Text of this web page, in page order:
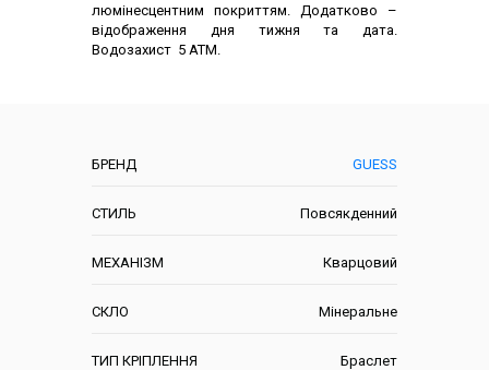
БРЕНД GUESS
СТИЛЬ Повсякденний
МЕХАНІЗМ Кварцовий
СКЛО Мінеральне
ТИП КРІПЛЕННЯ Браслет
люмінесцентним покриттям. Додатково –
відображення дня тижня та дата.
Водозахист 5 АТМ.